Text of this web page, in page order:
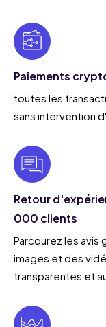
Paiements
toutes les
sans intervention
Retour
000 clients
Parcourez les avis
images et des
transparentes et